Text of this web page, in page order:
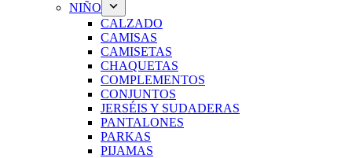
NIÑO
CALZADO
CAMISAS
CAMISETAS
CHAQUETAS
COMPLEMENTOS
CONJUNTOS
JERSÉIS Y SUDADERAS
PANTALONES
PARKAS
PIJAMAS